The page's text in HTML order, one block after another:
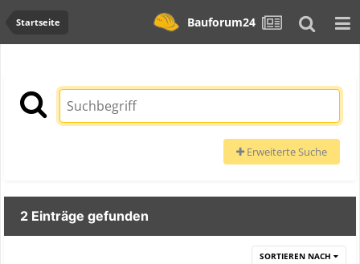
Startseite Bauforum24
Erweiterte Suche
2 Einträge gefunden
SORTIEREN NACH